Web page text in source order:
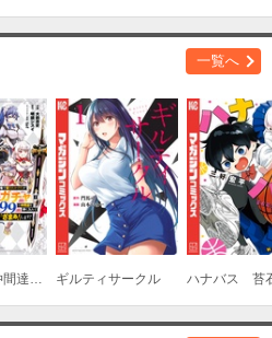
一覧へ
信じていた仲間達にダンジョン奥地で殺されかけたがギフト『無限ガチャ』でレベル９９９９の仲間達を手に入れて元パーティーメンバーと世界に復讐＆『ざまぁ！』します！ ギルティサークル